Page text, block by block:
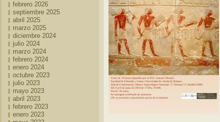
febrero 2026
septiembre 2025
abril 2025
marzo 2025
diciembre 2024
julio 2024
marzo 2024
febrero 2024
enero 2024
octubre 2023
julio 2023
mayo 2023
abril 2023
febrero 2023
enero 2023